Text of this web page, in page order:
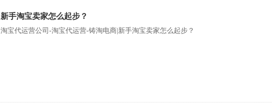
新手淘宝卖家怎么起步？
淘宝代运营公司-淘宝代运营-铸淘电商|新手淘宝卖家怎么起步？